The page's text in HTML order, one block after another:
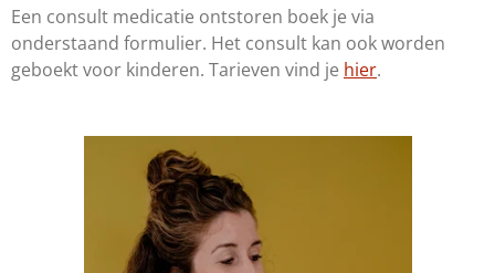
Een consult medicatie ontstoren boek je via
onderstaand formulier. Het consult kan ook worden
geboekt voor kinderen. Tarieven vind je hier.